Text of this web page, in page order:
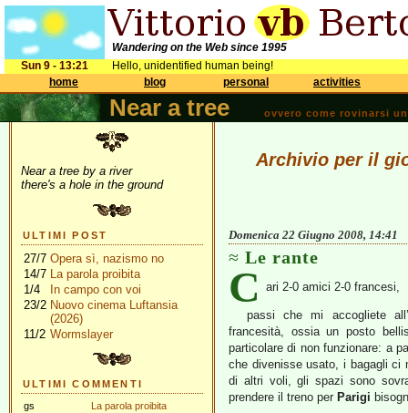
Wandering on the Web since 1995
Sun 9 - 13:21
Hello, unidentified human being!
home
blog personal activities
Near a tree ovvero come rovinarsi
Near a tree by a river
there's a hole in the ground
ULTIMI POST
27/7 Opera sì, nazismo no
14/7 La parola proibita
1/4
In campo con voi
23/2 Nuovo cinema Luftansia
(2026)
11/2 Wormslayer
ULTIMI COMMENTI
gs
La parola proibita
Archivio per il
Domenica 22 Giugno 2008, 14:41
Le rante
C ari 2-0 amici 2-0 francesi,
passi che mi accogliete
francesità, ossia un posto
particolare di non funzionare: a
che divenisse usato, i bagagli ci
di altri voli, gli spazi sono
prendere il treno per Parigi